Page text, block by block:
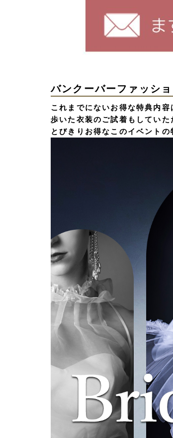
バンクーバーファッシ
これまでにないお得な特典内
歩いた衣装のご試着もしていた
とびきりお得なこのイベント